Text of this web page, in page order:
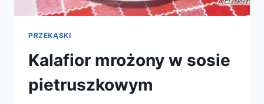
PRZEKĄSKI
Kalafior mrożony w sosie
pietruszkowym